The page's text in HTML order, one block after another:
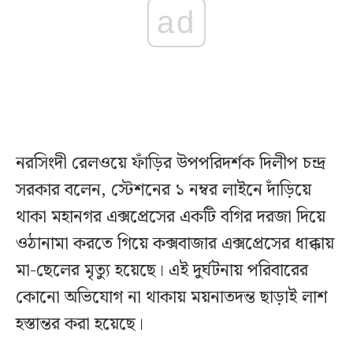
ad
নরসিংদী রেলওয়ে ফাঁড়ির উপপরিদর্শক দিলীপ চন্দ্র
সরকার বলেন, স্টেশনের ১ নম্বর লাইনে দাঁড়িয়ে
থাকা মহানগর এক্সপ্রেসের একটি বগির দরজা দিয়ে
ওঠানামা করতে গিয়ে কক্সবাজার এক্সপ্রেসের ধাক্কায়
মা-ছেলের মৃত্যু হয়েছে। এই দুর্ঘটনায় পরিবারের
কোনো অভিযোগ না থাকায় ময়নাতদন্ত ছাড়াই লাশ
হস্তান্তর করা হয়েছে।